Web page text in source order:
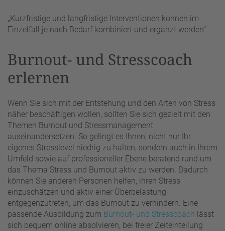
„Kurzfristige und langfristige Interventionen können im
Einzelfall je nach Bedarf kombiniert und ergänzt werden“
Burnout- und Stresscoach
erlernen
Wenn Sie sich mit der Entstehung und den Arten von Stress
näher beschäftigen wollen, sollten Sie sich gezielt mit den
Themen Burnout und Stressmanagement
auseinandersetzen. So gelingt es Ihnen, nicht nur Ihr
eigenes Stresslevel niedrig zu halten, sondern auch in Ihrem
Umfeld sowie auf professioneller Ebene beratend rund um
das Thema Stress und Burnout aktiv zu werden. Dadurch
können Sie anderen Personen helfen, ihren Stress
einzuschätzen und aktiv einer Überbelastung
entgegenzutreten, um das Burnout zu verhindern. Eine
passende Ausbildung zum Burnout- und Stresscoach lässt
sich bequem online absolvieren, bei freier Zeiteinteilung